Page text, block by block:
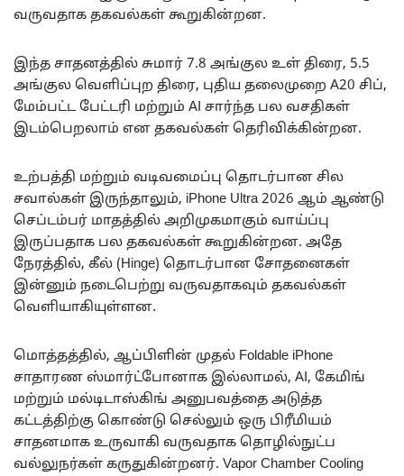
வருவதாக தகவல்கள் கூறுகின்றன.
இந்த சாதனத்தில் சுமார் 7.8 அங்குல உள் திரை, 5.5
அங்குல வெளிப்புற திரை, புதிய தலைமுறை A20 சிப்,
மேம்பட்ட பேட்டரி மற்றும் AI சார்ந்த பல வசதிகள்
இடம்பெறலாம் என தகவல்கள் தெரிவிக்கின்றன.
உற்பத்தி மற்றும் வடிவமைப்பு தொடர்பான சில
சவால்கள் இருந்தாலும், iPhone Ultra 2026 ஆம் ஆண்டு
செப்டம்பர் மாதத்தில் அறிமுகமாகும் வாய்ப்பு
இருப்பதாக பல தகவல்கள் கூறுகின்றன. அதே
நேரத்தில், கீல் (Hinge) தொடர்பான சோதனைகள்
இன்னும் நடைபெற்று வருவதாகவும் தகவல்கள்
வெளியாகியுள்ளன.
மொத்தத்தில், ஆப்பிளின் முதல் Foldable iPhone
சாதாரண ஸ்மார்ட்போனாக இல்லாமல், AI, கேமிங்
மற்றும் மல்டிடாஸ்கிங் அனுபவத்தை அடுத்த
கட்டத்திற்கு கொண்டு செல்லும் ஒரு பிரீமியம்
சாதனமாக உருவாகி வருவதாக தொழில்நுட்ப
வல்லுநர்கள் கருதுகின்றனர். Vapor Chamber Cooling